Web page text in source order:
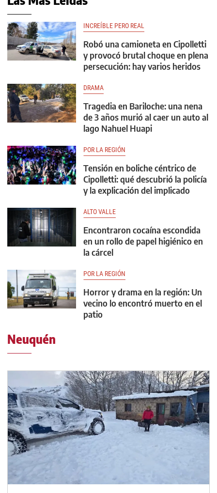
INCREÍBLE PERO REAL
Robó una camioneta en Cipolletti
y provocó brutal choque en plena
persecución: hay varios heridos
DRAMA
Tragedia en Bariloche: una nena
de 3 años murió al caer un auto al
lago Nahuel Huapi
POR LA REGIÓN
Tensión en boliche céntrico de
Cipolletti: qué descubrió la policía
y la explicación del implicado
ALTO VALLE
Encontraron cocaína escondida
en un rollo de papel higiénico en
la cárcel
POR LA REGIÓN
Horror y drama en la región: Un
vecino lo encontró muerto en el
patio
Neuquén